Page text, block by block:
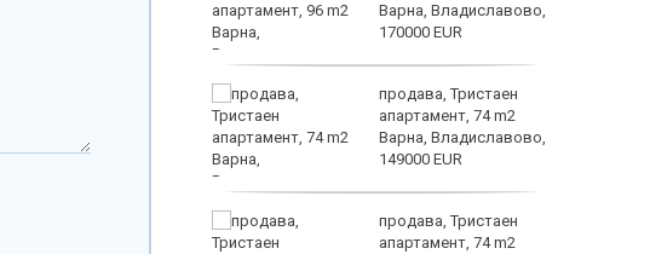
Варна, Владиславово,
170000 EUR
продава, Тристаен
апартамент, 74 m2
Варна, Владиславово,
149000 EUR
продава, Тристаен
апартамент, 74 m2